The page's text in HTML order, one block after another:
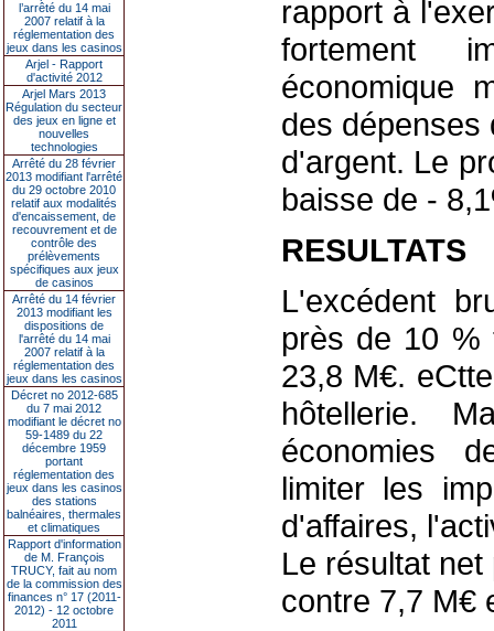
l’arrêté du 14 mai
2007 relatif à la
réglementation des
jeux dans les casinos
Arjel - Rapport
d'activité 2012
Arjel Mars 2013
Régulation du secteur
des jeux en ligne et
nouvelles
technologies
Arrêté du 28 février
2013 modifiant l'arrêté
du 29 octobre 2010
relatif aux modalités
d'encaissement, de
recouvrement et de
contrôle des
prélèvements
spécifiques aux jeux
de casinos
Arrêté du 14 février
2013 modifiant les
dispositions de
l'arrêté du 14 mai
2007 relatif à la
réglementation des
jeux dans les casinos
Décret no 2012-685
du 7 mai 2012
modifiant le décret no
59-1489 du 22
décembre 1959
portant
réglementation des
jeux dans les casinos
des stations
balnéaires, thermales
et climatiques
Rapport d'information
de M. François
TRUCY, fait au nom
de la commission des
finances n° 17 (2011-
2012) - 12 octobre
2011
rapport à
fortement
économique
des dépenses
d'argent. Le
baisse de -
RESULTATS
L'excédent
près de 10 %
23,8 M€.
hôtellerie.
économies
limiter les
d'affaires,
Le résultat
contre 7,7 M€